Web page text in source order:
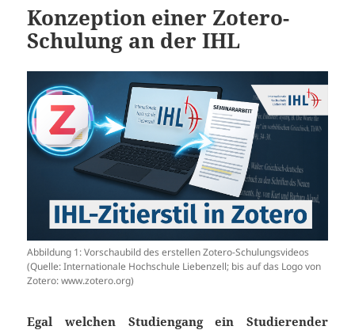
Konzeption einer Zotero-
Schulung an der IHL
Abbildung 1: Vorschaubild des erstellen Zotero-Schulungsvideos
(Quelle: Internationale Hochschule Liebenzell; bis auf das Logo von
Zotero: www.zotero.org)
Egal welchen Studiengang ein Studierender